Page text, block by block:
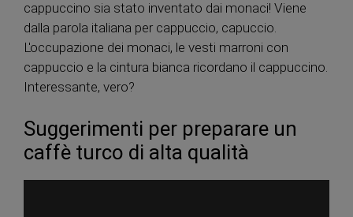
cappuccino sia stato inventato dai monaci! Viene
dalla parola italiana per cappuccio, capuccio.
L'occupazione dei monaci, le vesti marroni con
cappuccio e la cintura bianca ricordano il cappuccino.
Interessante, vero?
Suggerimenti per preparare un
caffè turco di alta qualità